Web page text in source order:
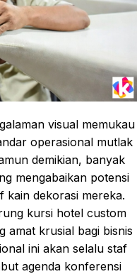
visual memukau
operasional mutlak
demikian, banyak
mengabaikan potensi
kain dekorasi mereka.
kursi hotel custom
amat krusial bagi bisnis
ini akan selalu staf
agenda konferensi